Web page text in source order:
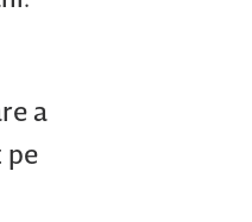
a
pe